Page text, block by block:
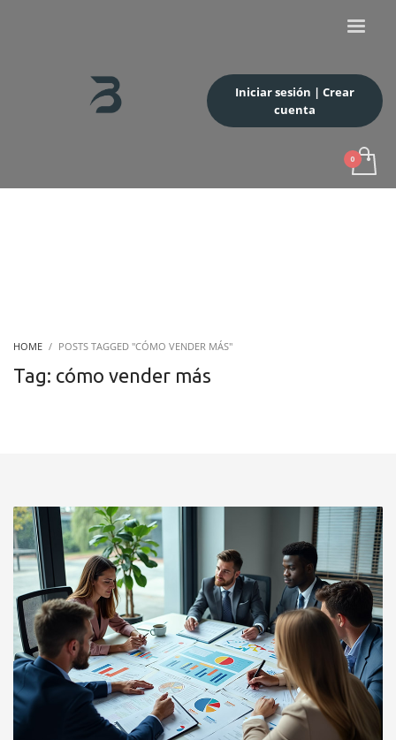
Iniciar sesión | Crear
cuenta
HOME POSTS TAGGED "CÓMO VENDER MÁS"
Tag: cómo vender más